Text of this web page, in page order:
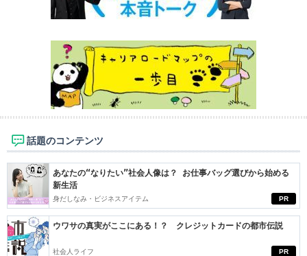
話題のコンテンツ
PR
あなたの“なりたい”社会人像は？ お仕事バッグ選びから始める
新生活
身だしなみ・ビジネスアイテム
PR
ウワサの真実がここにある！？ クレジットカードの都市伝説
社会人ライフ